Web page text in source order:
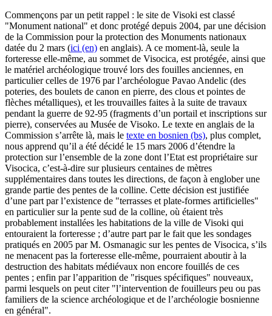
Commençons par un petit rappel : le site de Visoki est classé
"Monument national" et donc protégé depuis 2004, par une décision
de la Commission pour la protection des Monuments nationaux
datée du 2 mars (ici (en) en anglais). A ce moment-là, seule la
forteresse elle-même, au sommet de Visocica, est protégée, ainsi que
le matériel archéologique trouvé lors des fouilles anciennes, en
particulier celles de 1976 par l’archéologue Pavao Andelic (des
poteries, des boulets de canon en pierre, des clous et pointes de
flèches métalliques), et les trouvailles faites à la suite de travaux
pendant la guerre de 92-95 (fragments d’un portail et inscriptions sur
pierre), conservées au Musée de Visoko. Le texte en anglais de la
Commission s’arrête là, mais le texte en bosnien (bs), plus complet,
nous apprend qu’il a été décidé le 15 mars 2006 d’étendre la
protection sur l’ensemble de la zone dont l’Etat est propriétaire sur
Visocica, c’est-à-dire sur plusieurs centaines de mètres
supplémentaires dans toutes les directions, de façon à englober une
grande partie des pentes de la colline. Cette décision est justifiée
d’une part par l’existence de "terrasses et plate-formes artificielles"
en particulier sur la pente sud de la colline, où étaient très
probablement installées les habitations de la ville de Visoki qui
entouraient la forteresse ; d’autre part par le fait que les sondages
pratiqués en 2005 par M. Osmanagic sur les pentes de Visocica, s’ils
ne menacent pas la forteresse elle-même, pourraient aboutir à la
destruction des habitats médiévaux non encore fouillés de ces
pentes ; enfin par l’apparition de "risques spécifiques" nouveaux,
parmi lesquels on peut citer "l’intervention de fouilleurs peu ou pas
familiers de la science archéologique et de l’archéologie bosnienne
en général".